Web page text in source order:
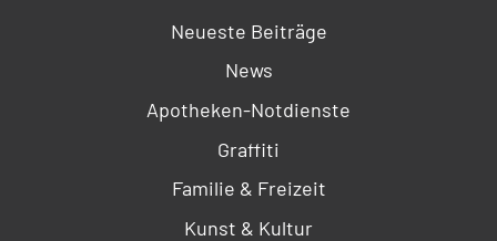
Neueste Beiträge
News
Apotheken-Notdienste
Graffiti
Familie & Freizeit
Kunst & Kultur